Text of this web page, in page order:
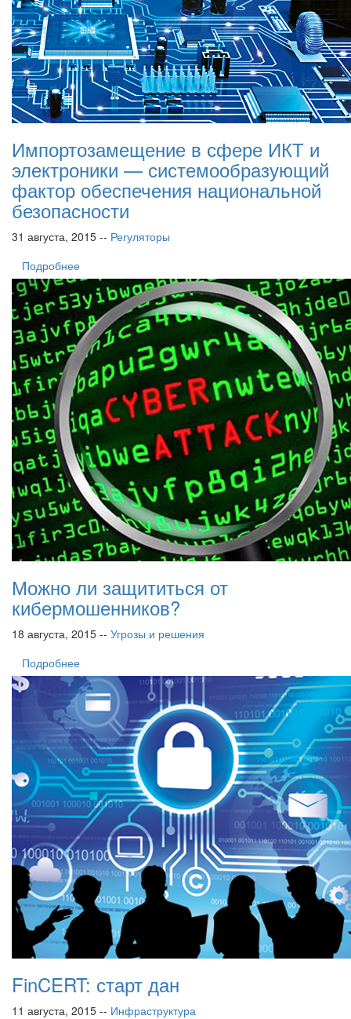
Импортозамещение в сфере ИКТ и
электроники — системообразующий
фактор обеспечения национальной
безопасности
31 августа, 2015 -- Регуляторы
Подробнее
Можно ли защититься от
кибермошенников?
18 августа, 2015 -- Угрозы и решения
Подробнее
FinCERT: старт дан
11 августа, 2015 -- Инфраструктура